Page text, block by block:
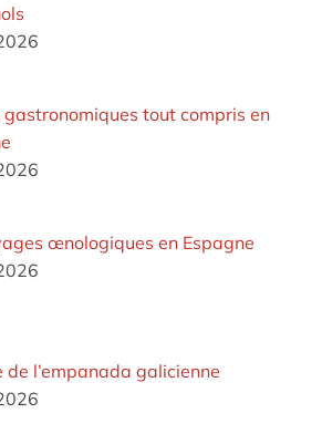
gastronomiques tout compris en
œnologiques en Espagne
de l’empanada galicienne